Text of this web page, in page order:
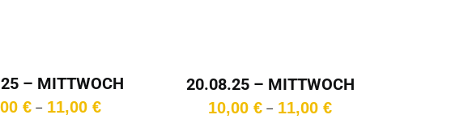
– MITTWOCH
– 15:30 Uhr
€ – 11,00 €Preisspanne:
20.08.25 – MITTWOCH
– 18:00 Uhr
10,00 € – 11,00 €Preisspanne: